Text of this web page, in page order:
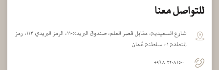
للتواصل معنا
شارع السعيدية، مقابل قصر العلم، صندوق البريد:١١٠٥، الرمز البريدي ١١٣، رمز
المنطقة ٠١، سلطنة عُمان